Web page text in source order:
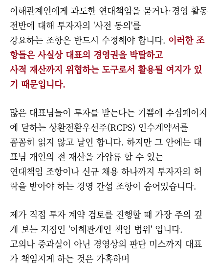
이해관계인에게 과도한 연대책임을 묻거나·경영 활동
전반에 대해 투자자의 '사전 동의'를
강요하는 조항은 반드시 수정해야 합니다. 이러한 조
항들은 사실상 대표의 경영권을 박탈하고
사적 재산까지 위협하는 도구로서 활용될 여지가 있
기 때문입니다.
많은 대표님들이 투자를 받는다는 기쁨에 수십페이지
에 달하는 상환전환우선주(RCPS) 인수계약서를
꼼꼼히 읽지 않고 날인 합니다. 하지만 그 안에는 대
표님 개인의 전 재산을 가압류 할 수 있는
연대책임 조항이나 신규 채용 하나까지 투자자의 허
락을 받아야 하는 경영 간섭 조항이 숨어있습니다.
제가 직접 투자 계약 검토를 진행할 때 가장 주의 깊
게 보는 지점인 '이해관계인 책임 범위' 입니다.
고의나 중과실이 아닌 경영상의 판단 미스까지 대표
가 책임지게 하는 것은 가혹하며